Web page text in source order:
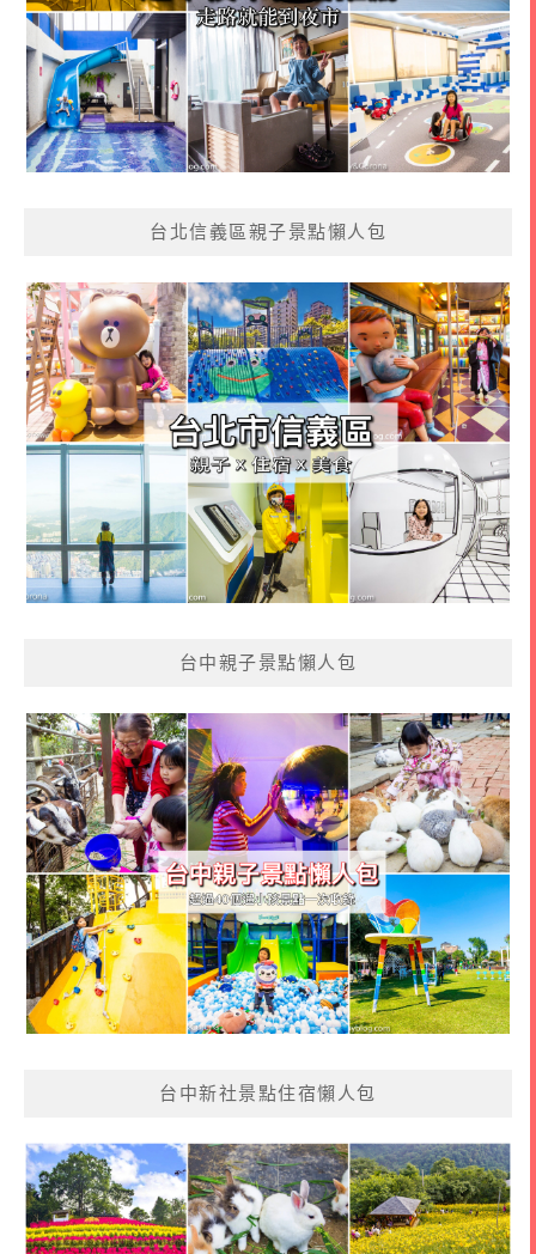
台北信義區親子景點懶人包
台中親子景點懶人包
台中新社景點住宿懶人包